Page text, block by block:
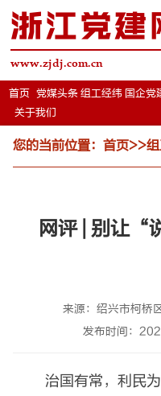
浙江党建
www.zjdj.com.cn
首页 党媒头条 组工经纬 国企党
关于我们
您的当前位置： 首页>>
网评 | 别让“
来源：绍兴市柯桥
发布时间：
治国有常，利民为